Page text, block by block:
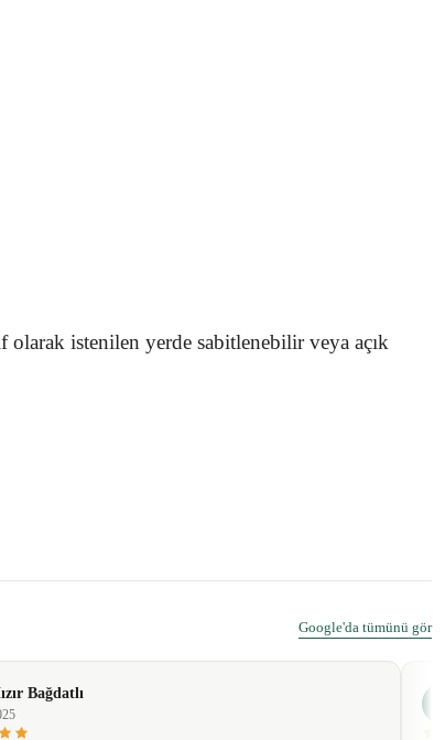
istenilen yerde sabitlenebilir veya açık
Google'da tümünü gör
Bağdatlı